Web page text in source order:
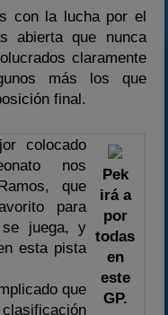
con la lucha por el
abierta que nunca
claramente
más los que
final.
colocado
nos
que
para
juega, y
esta pista
que
Pek
irá a
por
todas
en
este
GP.